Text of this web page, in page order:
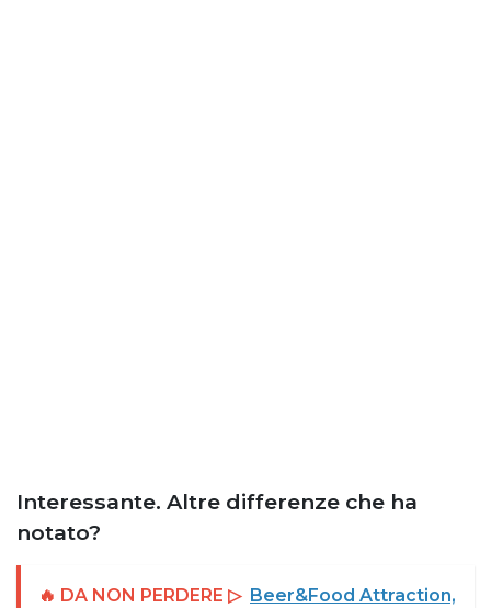
Interessante. Altre differenze che ha
notato?
🔥 DA NON PERDERE ▷ Beer&Food Attraction,